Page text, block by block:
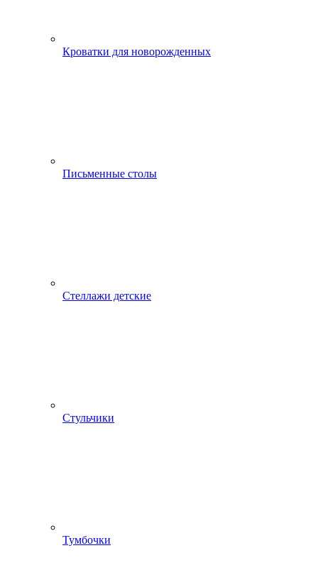
Кроватки для новорожденных
Письменные столы
Стеллажи детские
Стульчики
Тумбочки